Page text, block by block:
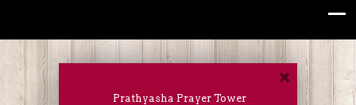
Prathyasha Prayer Tower